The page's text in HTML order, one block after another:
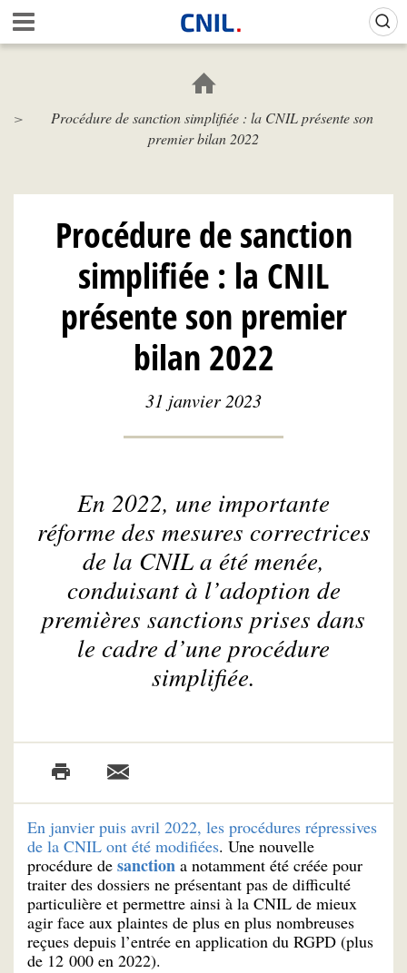
Aller
au
contenu
c
i
N
L
Procédure de sanction simplifiée : la CNIL présente son
premier bilan 2022
Procédure de sanction
simplifiée : la CNIL
présente son premier
bilan 2022
31 janvier 2023
En 2022, une importante
réforme des mesures correctrices
de la CNIL a été menée,
conduisant à l’adoption de
premières sanctions prises dans
le cadre d’une procédure
simplifiée.
En janvier puis avril 2022, les procédures répressives
de la CNIL ont été modifiées. Une nouvelle
procédure de sanction a notamment été créée pour
traiter des dossiers ne présentant pas de difficulté
particulière et permettre ainsi à la CNIL de mieux
agir face aux plaintes de plus en plus nombreuses
reçues depuis l’entrée en application du RGPD (plus
de 12 000 en 2022).
Gestion de vos préférences sur les cookies (témoins de connexion)